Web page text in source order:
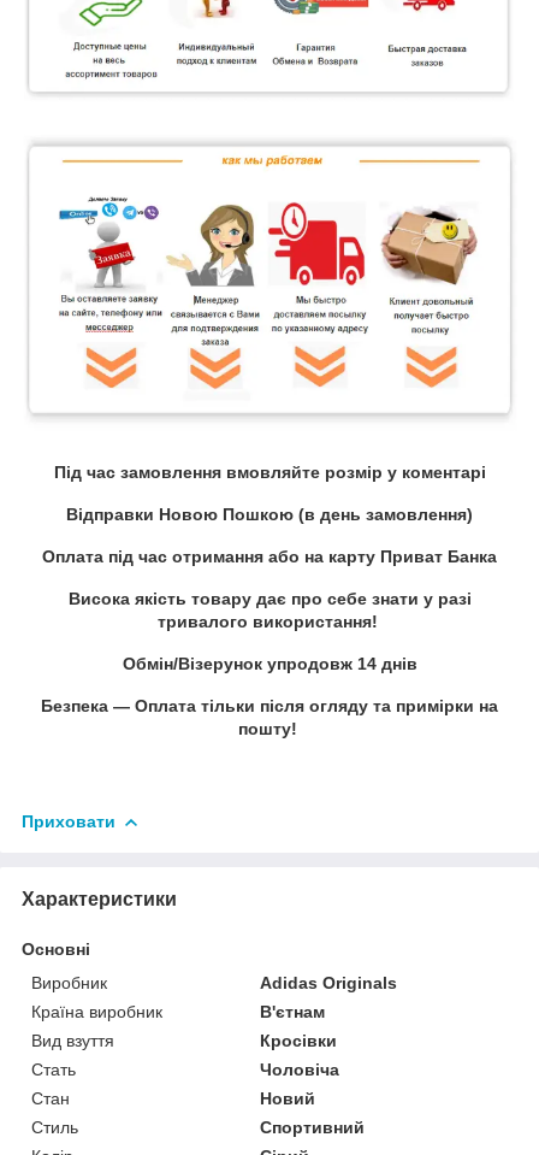
Під час замовлення вмовляйте розмір у коментарі
Відправки Новою Пошкою (в день замовлення)
Оплата під час отримання або на карту Приват Банка
Висока якість товару дає про себе знати у разі
тривалого використання!
Обмін/Візерунок упродовж 14 днів
Безпека — Оплата тільки після огляду та примірки на
пошту!
Приховати
Характеристики
Основні
Виробник
Adidas Originals
Країна виробник
В'єтнам
Вид взуття
Кросівки
Стать
Чоловіча
Стан
Новий
Стиль
Спортивний